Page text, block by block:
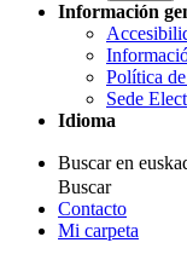
Información
Política
Sede
Idioma
Buscar en
Buscar
Contacto
Mi carpeta